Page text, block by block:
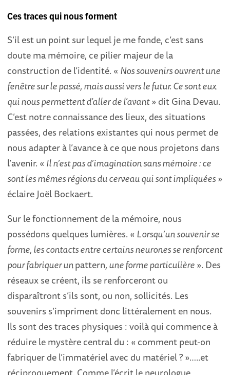
Ces traces qui nousforment
S’il est un point sur lequel je me fonde, c’est sans
doute ma mémoire, ce pilier majeur de la
construction de l’identité. « Nos souvenirs ouvrent une
fenêtre sur le passé, mais aussi vers le futur. Ce sont eux
qui nous permettent d’aller de l’avant» dit Gina Devau.
C’est notre connaissance des lieux, des situations
passées, des relations existantes qui nous permet de
nous adapter à l’avance à ce que nous projetons dans
l’avenir. « Il n’est pas d’imagination sans mémoire : ce
sont les mêmes régions du cerveau qui sont impliquées»
éclaire Joël Bockaert.
Sur le fonctionnement de la mémoire, nous
possédons quelques lumières. « Lorsqu’un souvenir se
forme, les contacts entre certains neurones se renforcent
pour fabriquer unpattern, une forme particulière». Des
réseaux se créent, ils se renforceront ou
disparaîtront s’ils sont, ou non, sollicités. Les
souvenirs s’impriment donc littéralement en nous.
Ils sont des traces physiques : voilà qui commence à
réduire le mystère central du : « comment peut-on
fabriquer de l’immatériel avec du matériel ? »…..et